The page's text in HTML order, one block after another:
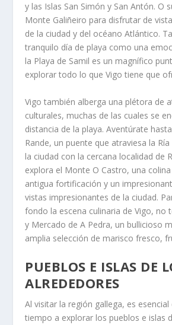
y las Islas San Simón y San Antón. O
Monte Galiñeiro para disfrutar de
de la ciudad y del océano Atlántico.
tranquilo día de playa como una
la Playa de Samil es un magnífico
explorar todo lo que Vigo tiene que
Vigo también alberga una plétora de
culturales, muchas de las cuales se
distancia de la playa. Aventúrate
Rande, un puente que atraviesa la
la ciudad con la cercana localidad de
explora el Monte O Castro, una
antigua fortificación y un
vistas impresionantes de la ciudad.
fondo la escena culinaria de Vigo, no
y Mercado de A Pedra, un bullicioso
amplia selección de marisco fresco,
PUEBLOS E ISLAS DE
ALREDEDORES
Al visitar la región gallega, es
tiempo a explorar los pueblos e islas